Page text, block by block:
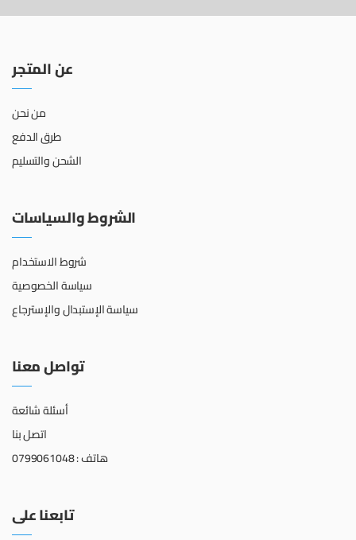
عن المتجر
من نحن
طرق الدفع
الشحن والتسليم
الشروط والسياسات
شروط الاستخدام
سياسة الخصوصية
سياسة الإستبدال والإسترجاع
تواصل معنا
أسئلة شائعة
اتصل بنا
هاتف : 0799061048
تابعنا على